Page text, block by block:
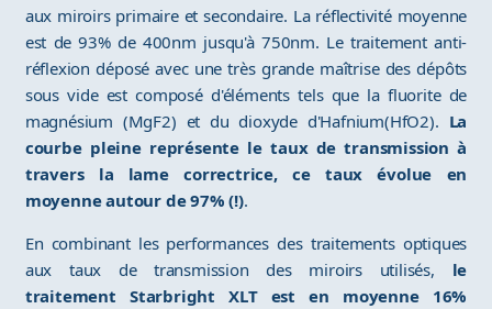
aux miroirs primaire et secondaire. La réflectivité moyenne
est de 93% de 400nm jusqu'à 750nm. Le traitement anti-
réflexion déposé avec une très grande maîtrise des dépôts
sous vide est composé d'éléments tels que la fluorite de
magnésium (MgF2) et du dioxyde d'Hafnium(HfO2). La
courbe pleine représente le taux de transmission à
travers la lame correctrice, ce taux évolue en
moyenne autour de 97% (!).
En combinant les performances des traitements optiques
aux taux de transmission des miroirs utilisés, le
traitement Starbright XLT est en moyenne 16%